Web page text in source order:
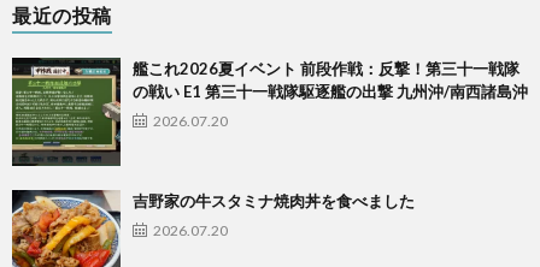
最近の投稿
艦これ2026夏イベント 前段作戦：反撃！第三十一戦隊
の戦い E1 第三十一戦隊駆逐艦の出撃 九州沖/南西諸島沖
2026.07.20
吉野家の牛スタミナ焼肉丼を食べました
2026.07.20